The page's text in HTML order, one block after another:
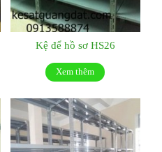
Kệ để hồ sơ HS26
Xem thêm